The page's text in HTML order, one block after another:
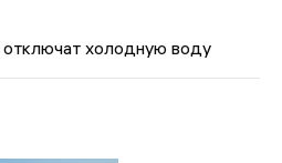
холодную воду